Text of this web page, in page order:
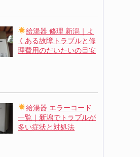
給湯器 修理 新潟｜よ
くある故障トラブルと修
理費用のだいたいの目安
給湯器 エラーコード
一覧｜新潟でトラブルが
多い症状と対処法